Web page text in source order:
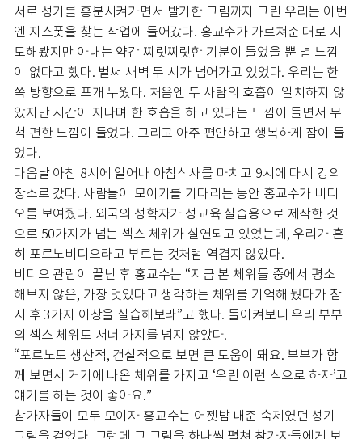
서로 성기를 흥분시켜가면서 발기한 그림까지 그린 우리는 이번
엔 지스폿을 찾는 작업에 들어갔다. 홍교수가 가르쳐준 대로 시
도해봤지만 아내는 약간 찌릿찌릿한 기분이 들었을 뿐 별 느낌
이 없다고 했다. 벌써 새벽 두 시가 넘어가고 있었다. 우리는 한
쪽 방향으로 포개 누웠다. 처음엔 두 사람의 호흡이 일치하지 않
았지만 시간이 지나며 한 호흡을 하고 있다는 느낌이 들면서 무
척 편한 느낌이 들었다. 그리고 아주 편안하고 행복하게 잠이 들
었다.
다음날 아침 8시에 일어나 아침식사를 마치고 9시에 다시 강의
장소로 갔다. 사람들이 모이기를 기다리는 동안 홍교수가 비디
오를 보여줬다. 외국의 성학자가 성교육 실습용으로 제작한 것
으로 50가지가 넘는 섹스 체위가 실연되고 있었는데, 우리가 흔
히 포르노비디오라고 부르는 것처럼 역겹지 않았다.
비디오 관람이 끝난 후 홍교수는 “지금 본 체위들 중에서 평소
해보지 않은, 가장 멋있다고 생각하는 체위를 기억해 뒀다가 잠
시 후 3가지 이상을 실습해보라”고 했다. 돌이켜보니 우리 부부
의 섹스 체위도 서너 가지를 넘지 않았다.
“포르노도 생산적, 건설적으로 보면 큰 도움이 돼요. 부부가 함
께 보면서 거기에 나온 체위를 가지고 ‘우린 이런 식으로 하자’고
얘기를 하는 것이 좋아요.”
참가자들이 모두 모이자 홍교수는 어젯밤 내준 숙제였던 성기